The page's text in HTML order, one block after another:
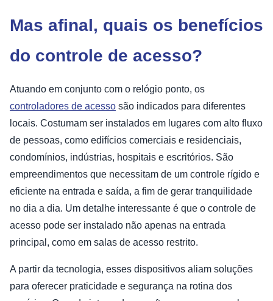
Mas afinal, quais os benefícios
do controle de acesso?
Atuando em conjunto com o relógio ponto, os
controladores de acesso são indicados para diferentes
locais. Costumam ser instalados em lugares com alto fluxo
de pessoas, como edifícios comerciais e residenciais,
condomínios, indústrias, hospitais e escritórios. São
empreendimentos que necessitam de um controle rígido e
eficiente na entrada e saída, a fim de gerar tranquilidade
no dia a dia. Um detalhe interessante é que o controle de
acesso pode ser instalado não apenas na entrada
principal, como em salas de acesso restrito.
A partir da tecnologia, esses dispositivos aliam soluções
para oferecer praticidade e segurança na rotina dos